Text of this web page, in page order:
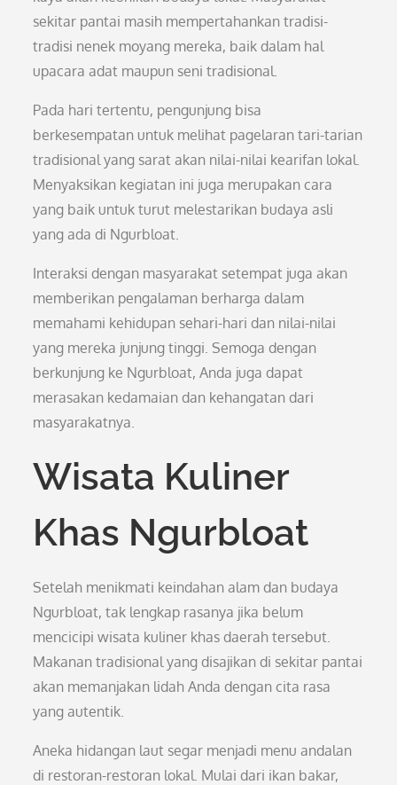
sekitar pantai masih mempertahankan tradisi-
tradisi nenek moyang mereka, baik dalam hal
upacara adat maupun seni tradisional.
Pada hari tertentu, pengunjung bisa
berkesempatan untuk melihat pagelaran tari-tarian
tradisional yang sarat akan nilai-nilai kearifan lokal.
Menyaksikan kegiatan ini juga merupakan cara
yang baik untuk turut melestarikan budaya asli
yang ada di Ngurbloat.
Interaksi dengan masyarakat setempat juga akan
memberikan pengalaman berharga dalam
memahami kehidupan sehari-hari dan nilai-nilai
yang mereka junjung tinggi. Semoga dengan
berkunjung ke Ngurbloat, Anda juga dapat
merasakan kedamaian dan kehangatan dari
masyarakatnya.
Wisata Kuliner
Khas Ngurbloat
Setelah menikmati keindahan alam dan budaya
Ngurbloat, tak lengkap rasanya jika belum
mencicipi wisata kuliner khas daerah tersebut.
Makanan tradisional yang disajikan di sekitar pantai
akan memanjakan lidah Anda dengan cita rasa
yang autentik.
Aneka hidangan laut segar menjadi menu andalan
di restoran-restoran lokal. Mulai dari ikan bakar,